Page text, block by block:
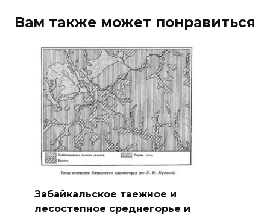
Вам также может понравиться
Забайкальское таежное и
лесостепное среднегорье и